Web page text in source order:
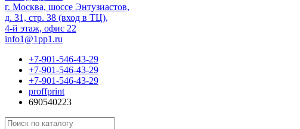
г. Москва, шоссе Энтузиастов,
д. 31, стр. 38 (вход в ТЦ),
4-й этаж, офис 22
info1@1pp1.ru
+7-901-546-43-29
+7-901-546-43-29
+7-901-546-43-29
proffprint
690540223